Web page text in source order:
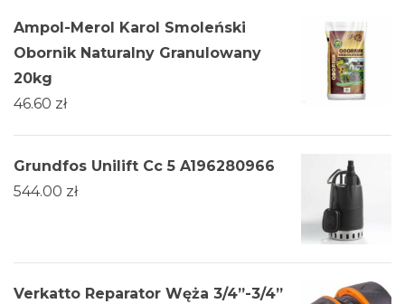
Ampol-Merol Karol Smoleński
Obornik Naturalny Granulowany
20kg
46.60 zł
Grundfos Unilift Cc 5 A196280966
544.00 zł
Verkatto Reparator Węża 3/4”-3/4”